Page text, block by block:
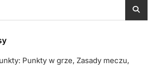
Punkty w grze, Zasady meczu,